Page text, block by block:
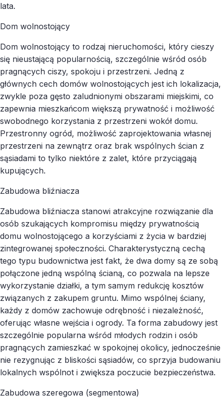
lata.
Dom wolnostojący
Dom wolnostojący to rodzaj nieruchomości, który cieszy
się nieustającą popularnością, szczególnie wśród osób
pragnących ciszy, spokoju i przestrzeni. Jedną z
głównych cech domów wolnostojących jest ich lokalizacja,
zwykle poza gęsto zaludnionymi obszarami miejskimi, co
zapewnia mieszkańcom większą prywatność i możliwość
swobodnego korzystania z przestrzeni wokół domu.
Przestronny ogród, możliwość zaprojektowania własnej
przestrzeni na zewnątrz oraz brak wspólnych ścian z
sąsiadami to tylko niektóre z zalet, które przyciągają
kupujących.
Zabudowa bliźniacza
Zabudowa bliźniacza stanowi atrakcyjne rozwiązanie dla
osób szukających kompromisu między prywatnością
domu wolnostojącego a korzyściami z życia w bardziej
zintegrowanej społeczności. Charakterystyczną cechą
tego typu budownictwa jest fakt, że dwa domy są ze sobą
połączone jedną wspólną ścianą, co pozwala na lepsze
wykorzystanie działki, a tym samym redukcję kosztów
związanych z zakupem gruntu. Mimo wspólnej ściany,
każdy z domów zachowuje odrębność i niezależność,
oferując własne wejścia i ogrody. Ta forma zabudowy jest
szczególnie popularna wśród młodych rodzin i osób
pragnących zamieszkać w spokojnej okolicy, jednocześnie
nie rezygnując z bliskości sąsiadów, co sprzyja budowaniu
lokalnych wspólnot i zwiększa poczucie bezpieczeństwa.
Zabudowa szeregowa (segmentowa)